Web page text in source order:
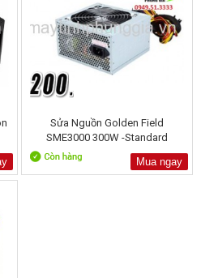
Sửa Nguồn Golden Field
SME3000 300W -Standard
Mua ngay